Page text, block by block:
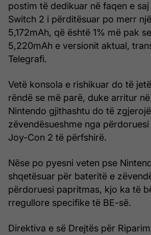
postim të dedikuar në faqen e
Switch 2 i përditësuar po merr
5,172mAh, që është 1% më pak
5,220mAh e versionit aktual,
Telegrafi.
Vetë konsola e rishikuar do të
rëndë se më parë, duke arritur
Nintendo gjithashtu do të
zëvendësueshme nga
Joy-Con 2 të përfshirë.
Nëse po pyesni veten pse
shqetësuar për bateritë e
përdoruesi papritmas, kjo ka të
rregullore specifike të BE-së.
Direktiva e së Drejtës për